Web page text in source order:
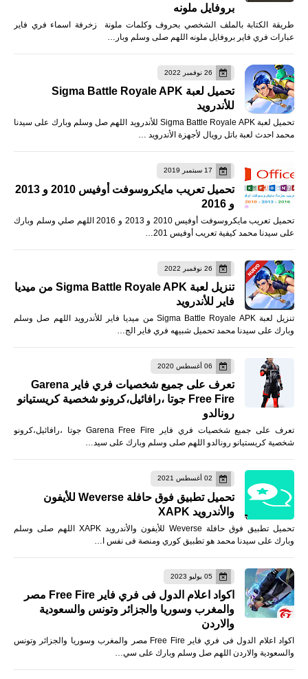
بروفايل ملونه
طريقة الكتابة بالملف الشخصي بحروف وكلمات ملونة زخرفة اسماء فري فاير
عبارات فري فاير بروفايل ملونه اللهم صلى وسلم وبار…
26 نوفمبر 2022
تحميل لعبة Sigma Battle Royale APK
للأندرويد
تحميل لعبة Sigma Battle Royale APK للأندرويد اللهم صل وسلم وبارك على سيدنا
محمد احدث لعبة باتل رويال لأجهزة الأندرويد …
17 سبتمبر 2019
تحميل تعريب مايكروسوفت أوفيس 2010 و 2013
و 2016
تحميل تعريب مايكروسوفت أوفيس 2010 و 2013 و 2016 اللهم صلي وسلم وبارك
على سيدنا محمد كيفية تعريب أوفيس 201…
26 نوفمبر 2022
تنزيل لعبة Sigma Battle Royale APK من ميديا
فاير للأندرويد
تنزيل لعبة Sigma Battle Royale APK من ميديا فاير للأندرويد اللهم صل وسلم
وبارك على سيدنا محمد تحميل شبيهه فري فاير الج…
06 أغسطس 2020
تعرف على جميع شخصيات فري فاير Garena
Free Fire جوتا ،رافائيل،كرونو شخصية كريستيانو
رونالدو
تعرف على جميع شخصيات فري فاير Garena Free Fire جوتا ،رافائيل،كرونو
شخصية كريستيانو رونالدو اللهم صلى وسلم وبارك على سيد…
02 أغسطس 2021
تحميل تطبيق فوق حافلة Weverse للأيفون
والأندرويد XAPK
تحميل تطبيق فوق حافلة Weverse للأيفون والأندرويد XAPK اللهم صلى وسلم
وبارك على سيدنا محمد هو تطبيق كوري ومنصة فى نفس ا…
05 يوليو 2023
اكواد اعلام الدول فى فري فاير Free Fire مصر
والمغرب وسوريا والجزائر وتونس والسعودية
والاردن
اكواد اعلام الدول فى فري فاير Free Fire مصر والمغرب وسوريا والجزائر وتونس
والسعودية والاردن اللهم صل وسلم وبارك على سي…